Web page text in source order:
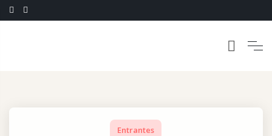
Entrantes